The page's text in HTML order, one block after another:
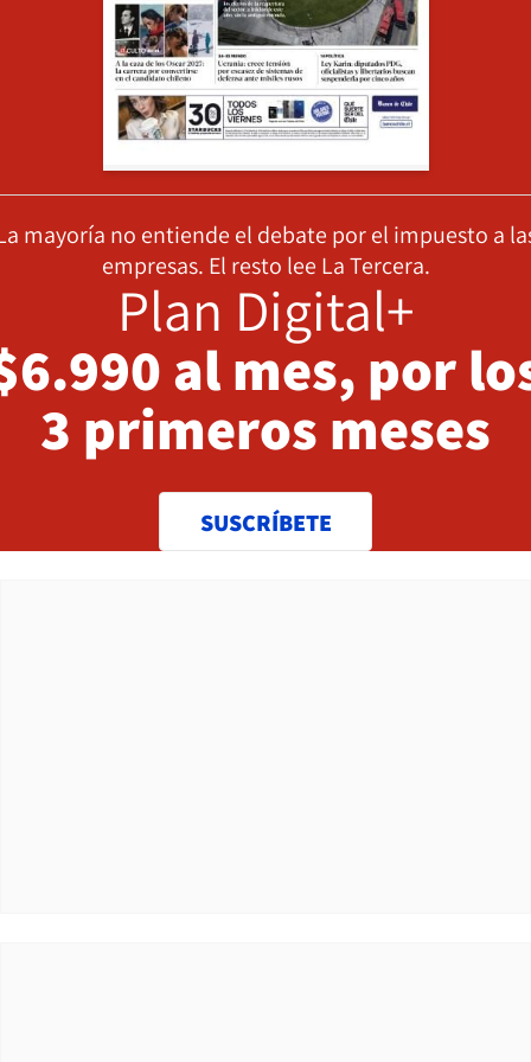
mayoría no entiende el debate por el impuesto a
empresas. El resto lee La Tercera.
Plan Digital+
al mes, por
3 primeros meses
SUSCRÍBETE